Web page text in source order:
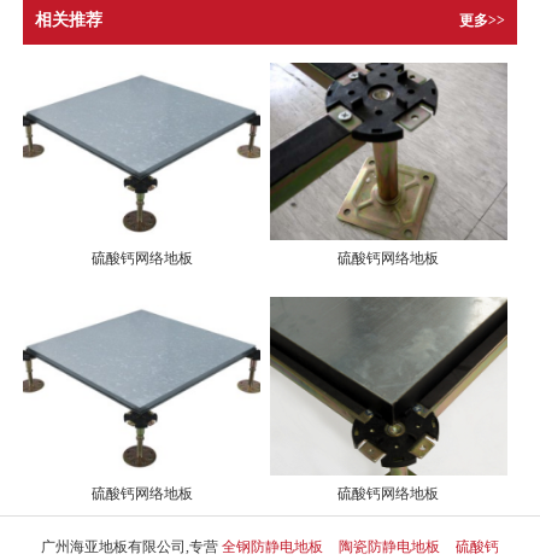
相关推荐 更多>>
硫酸钙网络地板 硫酸钙网络地板
硫酸钙网络地板 硫酸钙网络地板
广州海亚地板有限公司,专营 全钢防静电地板 陶瓷防静电地板 硫酸钙